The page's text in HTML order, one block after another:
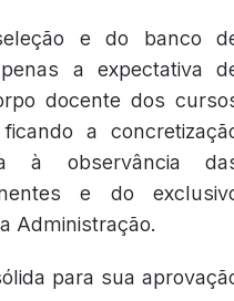
e do banco
a expectativa
docente dos
a
à observância
e do
Administração.
para sua